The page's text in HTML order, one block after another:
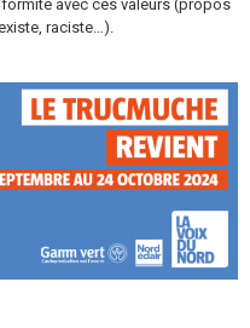
avec ces valeurs (propos
raciste…).